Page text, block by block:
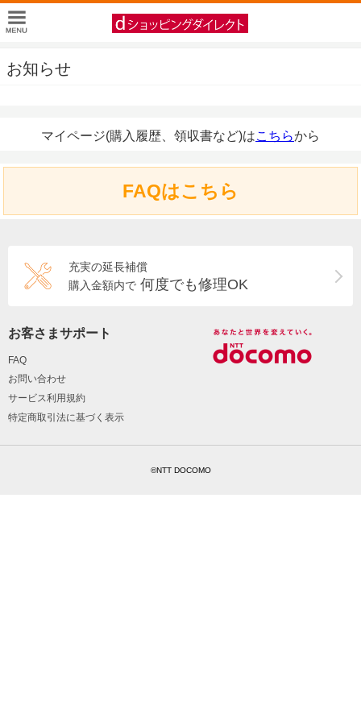
お知らせ
マイページ(購入履歴、領収書など)はこちらから
FAQはこちら
充実の延長補償
購入金額内で 何度でも修理OK
お客さまサポート
FAQ
お問い合わせ
サービス利用規約
特定商取引法に基づく表示
©NTT DOCOMO